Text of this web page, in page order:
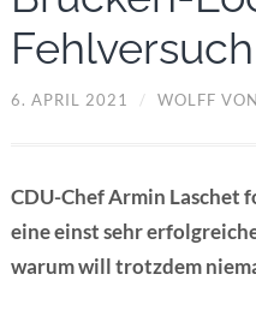
Fehlversuch
6. APRIL 2021 / WOLFF
CDU-Chef Armin Laschet
eine einst sehr
warum will trotzdem